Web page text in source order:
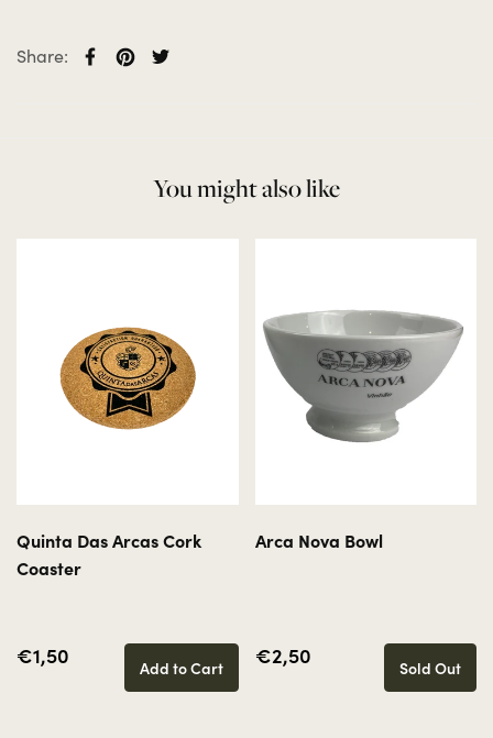
Share:
You might also like
Quinta Das Arcas Cork
Coaster
€1,50 Add to Cart
Arca Nova Bowl
€2,50 Sold Out